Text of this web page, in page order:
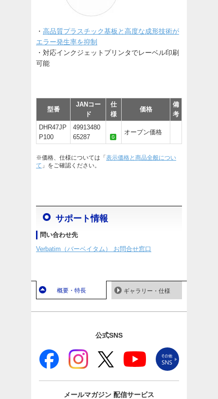
・ 高品質プラスチック基板と高度な成形技術が
エラー発生率を抑制
・対応インクジェットプリンタでレーベル印刷
可能
型番
JANコー
ド
仕
様
価格
備
考
DHR47JP
P100
49913480
65287
オープン価格
※価格、仕様については「 表示価格と商品全般につい
て 」をご確認ください。
サポート情報
問い合わせ先
Verbatim（バーベイタム） お問合せ窓口
概要・特長 ギャラリー・仕様
公式SNS
メールマガジン 配信サービス